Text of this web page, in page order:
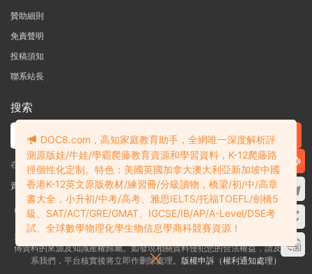
贊助細則
免責聲明
投稿須知
聯系站長
搜索
在線搜索GK-G12海量英文原版教材/章節書/國際考試/學科競賽資料！
資料失效？沒找到需要的？網站意見建議？請提交工單查看我的工單
Copyright © 2004-2026 多課吧DOC8.com 渝ICP備2022004389号-1
渝公
網安備50010502003111号
多課吧DOC8.com是一個資料信息評測及分享獲取的平台，不确保部分用戶上
傳資料的來源及知識産權歸屬。如發現相關資料侵犯您的合法權益，請及時聯
系我們，平台核實後将立即作删除處理。 版權申訴（權利通知處理）
DOC8.com，高知家庭教育助手，全網唯一深度解析評
測原版娃/牛娃/學霸爬藤教育資源和學習資料，K-12爬藤路
徑個性化定制。特色：美國英國加拿大澳大利亞新加坡中國
香港K-12英文原版教材/練習冊/分級讀物，橋梁/初/中/高章
書大全，小升初/中考/高考、雅思IELTS/托福TOEFL/劍橋5
級、SAT/ACT/GRE/GMAT、IGCSE/IB/AP/A-Level/DSE考
試、全球數學物理化學生物信息學商科競賽資源！